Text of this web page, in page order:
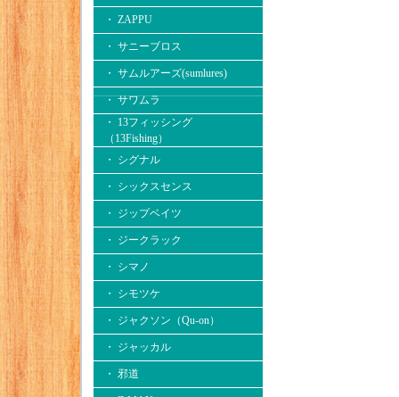
・ ZAPPU
・ サニーブロス
・ サムルアーズ(sumlures)
・ サワムラ
・ 13フィッシング
（13Fishing）
・ シグナル
・ シックスセンス
・ ジップベイツ
・ ジークラック
・ シマノ
・ シモツケ
・ ジャクソン（Qu-on）
・ ジャッカル
・ 邪道